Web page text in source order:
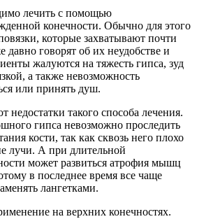
лечить с помощью
конечности. Обычно для этого
которые захватывают почти
говорят об их неудобстве и
жалуются на тяжесть гипса, зуд
а также невозможность
или принять душ.
недостатки такого способа лечения.
гипса невозможно проследить
кости, так как сквозь него плохо
лучи. А при длительной
может развиться атрофия мышц
в последнее время все чаще
лангетками.
на верхних конечностях.